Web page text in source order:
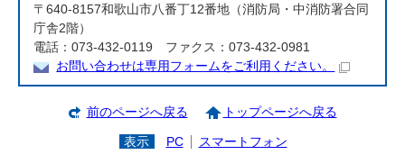
〒640-8157和歌山市八番丁12番地（消防局・中消防署合同
庁舎2階）
電話：073-432-0119 ファクス：073-432-0981
お問い合わせは専用フォームをご利用ください。
前のページへ戻る トップページへ戻る
表示 PC スマートフォン